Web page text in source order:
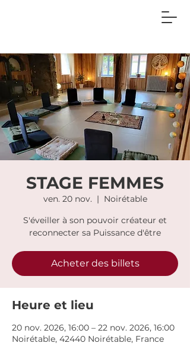
STAGE FEMMES
ven. 20 nov.
  |
Noirétable
S'éveiller à son pouvoir créateur et
reconnecter sa Puissance d'être
Acheter des billets
Heure et lieu
20 nov. 2026, 16:00 – 22 nov. 2026, 16:00
Noirétable, 42440 Noirétable, France